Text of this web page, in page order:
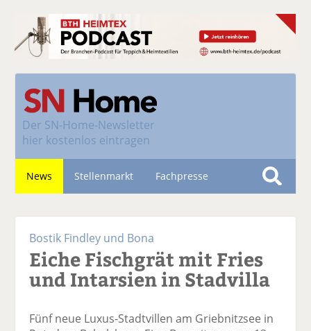
Der SN-Home-Newsletter
hier kostenlos eintragen
News Stellenmarkt Fachpresse
S
e
Bostik Findley und Bona
Eiche Fischgrät mit Fries
und Intarsien in Stadvilla
Fünf neue Luxus-Stadtvillen am Griebnitzsee in